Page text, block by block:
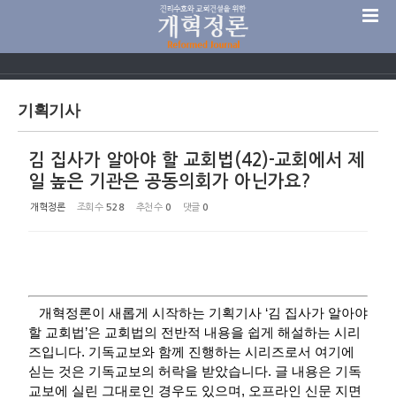
기획기사
김 집사가 알아야 할 교회법(42)-교회에서 제
일 높은 기관은 공동의회가 아닌가요?
개혁정론 조회 수 528 추천 수 0 댓글 0
개혁정론이 새롭게 시작하는 기획기사 ‘김 집사가 알아야
할 교회법’은 교회법의 전반적 내용을 쉽게 해설하는 시리
즈입니다. 기독교보와 함께 진행하는 시리즈로서 여기에
싣는 것은 기독교보의 허락을 받았습니다. 글 내용은 기독
교보에 실린 그대로인 경우도 있으며, 오프라인 신문 지면
Sketchbook5, 스케치북5
Sketchbook5, 스케치북5